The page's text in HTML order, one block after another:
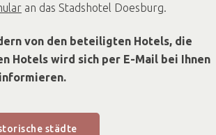
an das Stadshotel Doesburg.
von den beteiligten Hotels, die
Hotels wird sich per E-Mail bei Ihnen
städte